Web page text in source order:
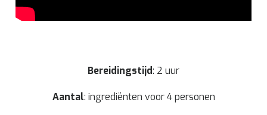
Bereidingstijd: 2 uur
Aantal: ingrediënten voor 4 personen